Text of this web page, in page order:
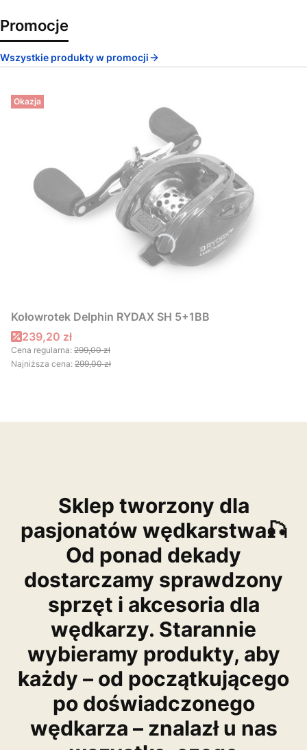
Promocje
Wszystkie produkty w promocji
Okazja
Kołowrotek Delphin RYDAX SH 5+1BB
Cena promocyjna
239,20 zł
Cena regularna: 299,00 zł
Najniższa cena: 299,00 zł
Sklep tworzony dla
pasjonatów wędkarstwa🎣
Od ponad dekady
dostarczamy sprawdzony
sprzęt i akcesoria dla
wędkarzy. Starannie
wybieramy produkty, aby
każdy – od początkującego
po doświadczonego
wędkarza – znalazł u nas